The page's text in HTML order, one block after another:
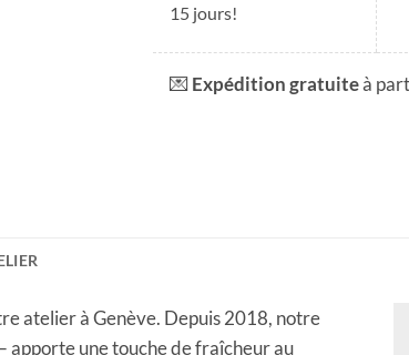
15 jours!
💌Expédition gratuiteà
atelier à Genève. Depuis 2018, notre
apporte une touche de fraîcheur au